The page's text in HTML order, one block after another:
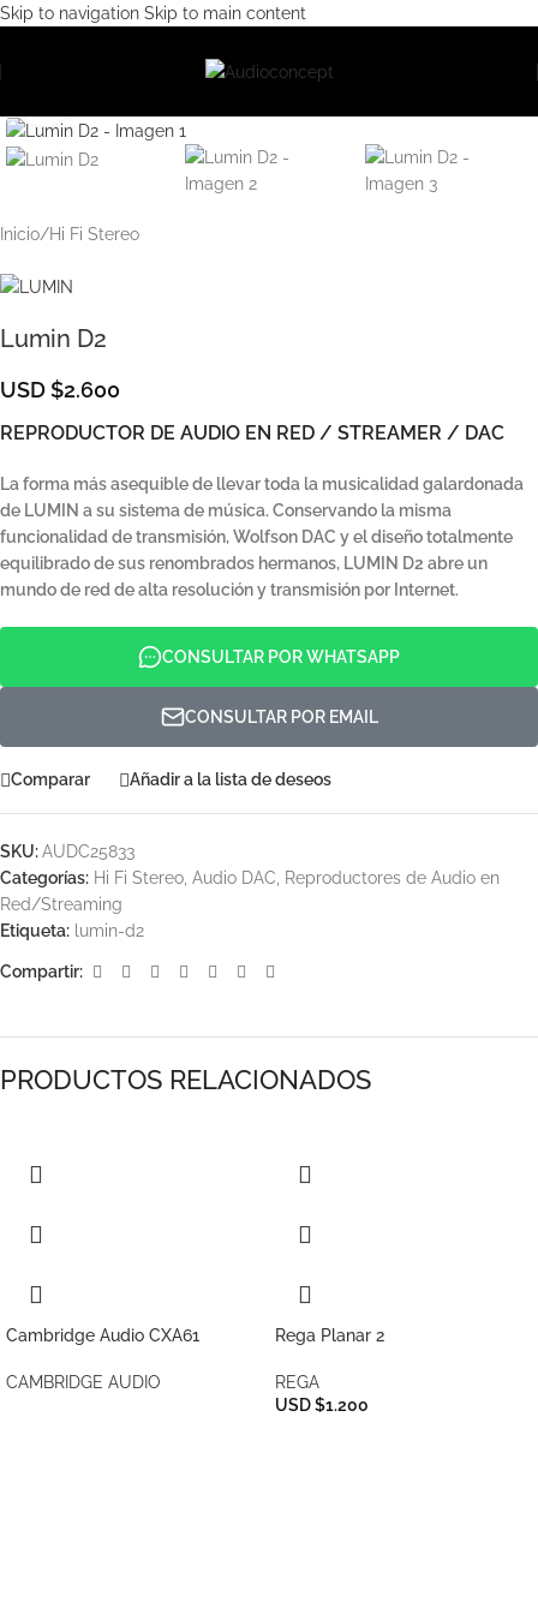
Skip to navigation Skip to main content
Inicio/Hi Fi Stereo
Lumin D2
USD $2.600
REPRODUCTOR DE AUDIO EN RED / STREAMER / DAC
La forma más asequible de llevar toda la musicalidad galardonada
de LUMIN a su sistema de música. Conservando la misma
funcionalidad de transmisión, Wolfson DAC y el diseño totalmente
equilibrado de sus renombrados hermanos, LUMIN D2 abre un
mundo de red de alta resolución y transmisión por Internet.
CONSULTAR POR WHATSAPP
CONSULTAR POR EMAIL
Comparar Añadir a la lista de deseos
SKU:AUDC25833
Categorías: Hi Fi Stereo Audio DAC
Reproductores de Audio en
Red/Streaming
Etiqueta: lumin-d2
Compartir:
PRODUCTOS RELACIONADOS
Cambridge Audio CXA61
CAMBRIDGE AUDIO
Rega Planar 2
REGA
USD $1.200